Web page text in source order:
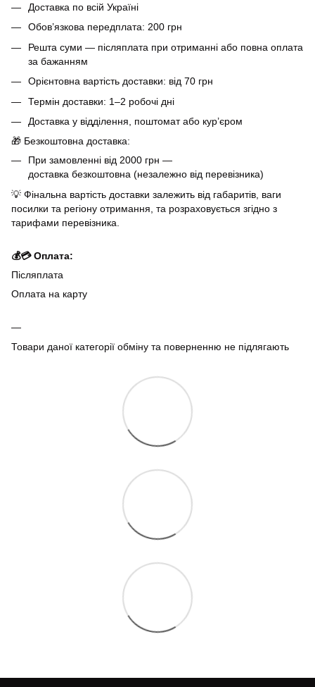
Доставка по всій Україні
Обов’язкова передплата: 200 грн
Решта суми — післяплата при отриманні або повна оплата
за бажанням
Орієнтовна вартість доставки: від 70 грн
Термін доставки: 1–2 робочі дні
Доставка у відділення, поштомат або кур’єром
🎁 Безкоштовна доставка:
При замовленні від 2000 грн —
доставка безкоштовна (незалежно від перевізника)
💡 Фінальна вартість доставки залежить від габаритів, ваги
посилки та регіону отримання, та розраховується згідно з
тарифами перевізника.
💰💳 Оплата:
Післяплата
Оплата на карту
Товари даної категорії обміну та поверненню не підлягають